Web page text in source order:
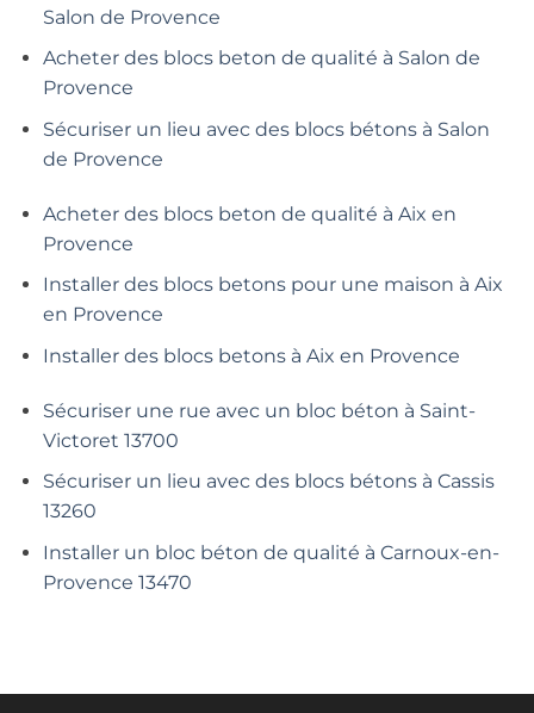
Salon de Provence
Acheter des blocs beton de qualité à Salon de
Provence
Sécuriser un lieu avec des blocs bétons à Salon
de Provence
Acheter des blocs beton de qualité à Aix en
Provence
Installer des blocs betons pour une maison à Aix
en Provence
Installer des blocs betons à Aix en Provence
Sécuriser une rue avec un bloc béton à Saint-
Victoret 13700
Sécuriser un lieu avec des blocs bétons à Cassis
13260
Installer un bloc béton de qualité à Carnoux-en-
Provence 13470